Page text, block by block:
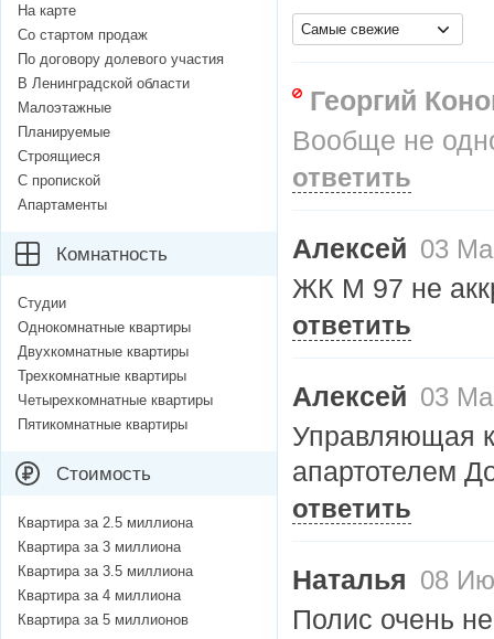
Самые свежие
Георгий
Вообще не
ответить
Алексей 03
ЖК М 97 не
ответить
Алексей 03
Управляющая
апартотелем
ответить
Наталья 08
Полис очень
На карте
Со стартом продаж
По договору долевого участия
В Ленинградской области
Малоэтажные
Планируемые
Строящиеся
С пропиской
Апартаменты
Комнатность
Студии
Однокомнатные квартиры
Двухкомнатные квартиры
Трехкомнатные квартиры
Четырехкомнатные квартиры
Пятикомнатные квартиры
Стоимость
Квартира за 2.5 миллиона
Квартира за 3 миллиона
Квартира за 3.5 миллиона
Квартира за 4 миллиона
Квартира за 5 миллионов